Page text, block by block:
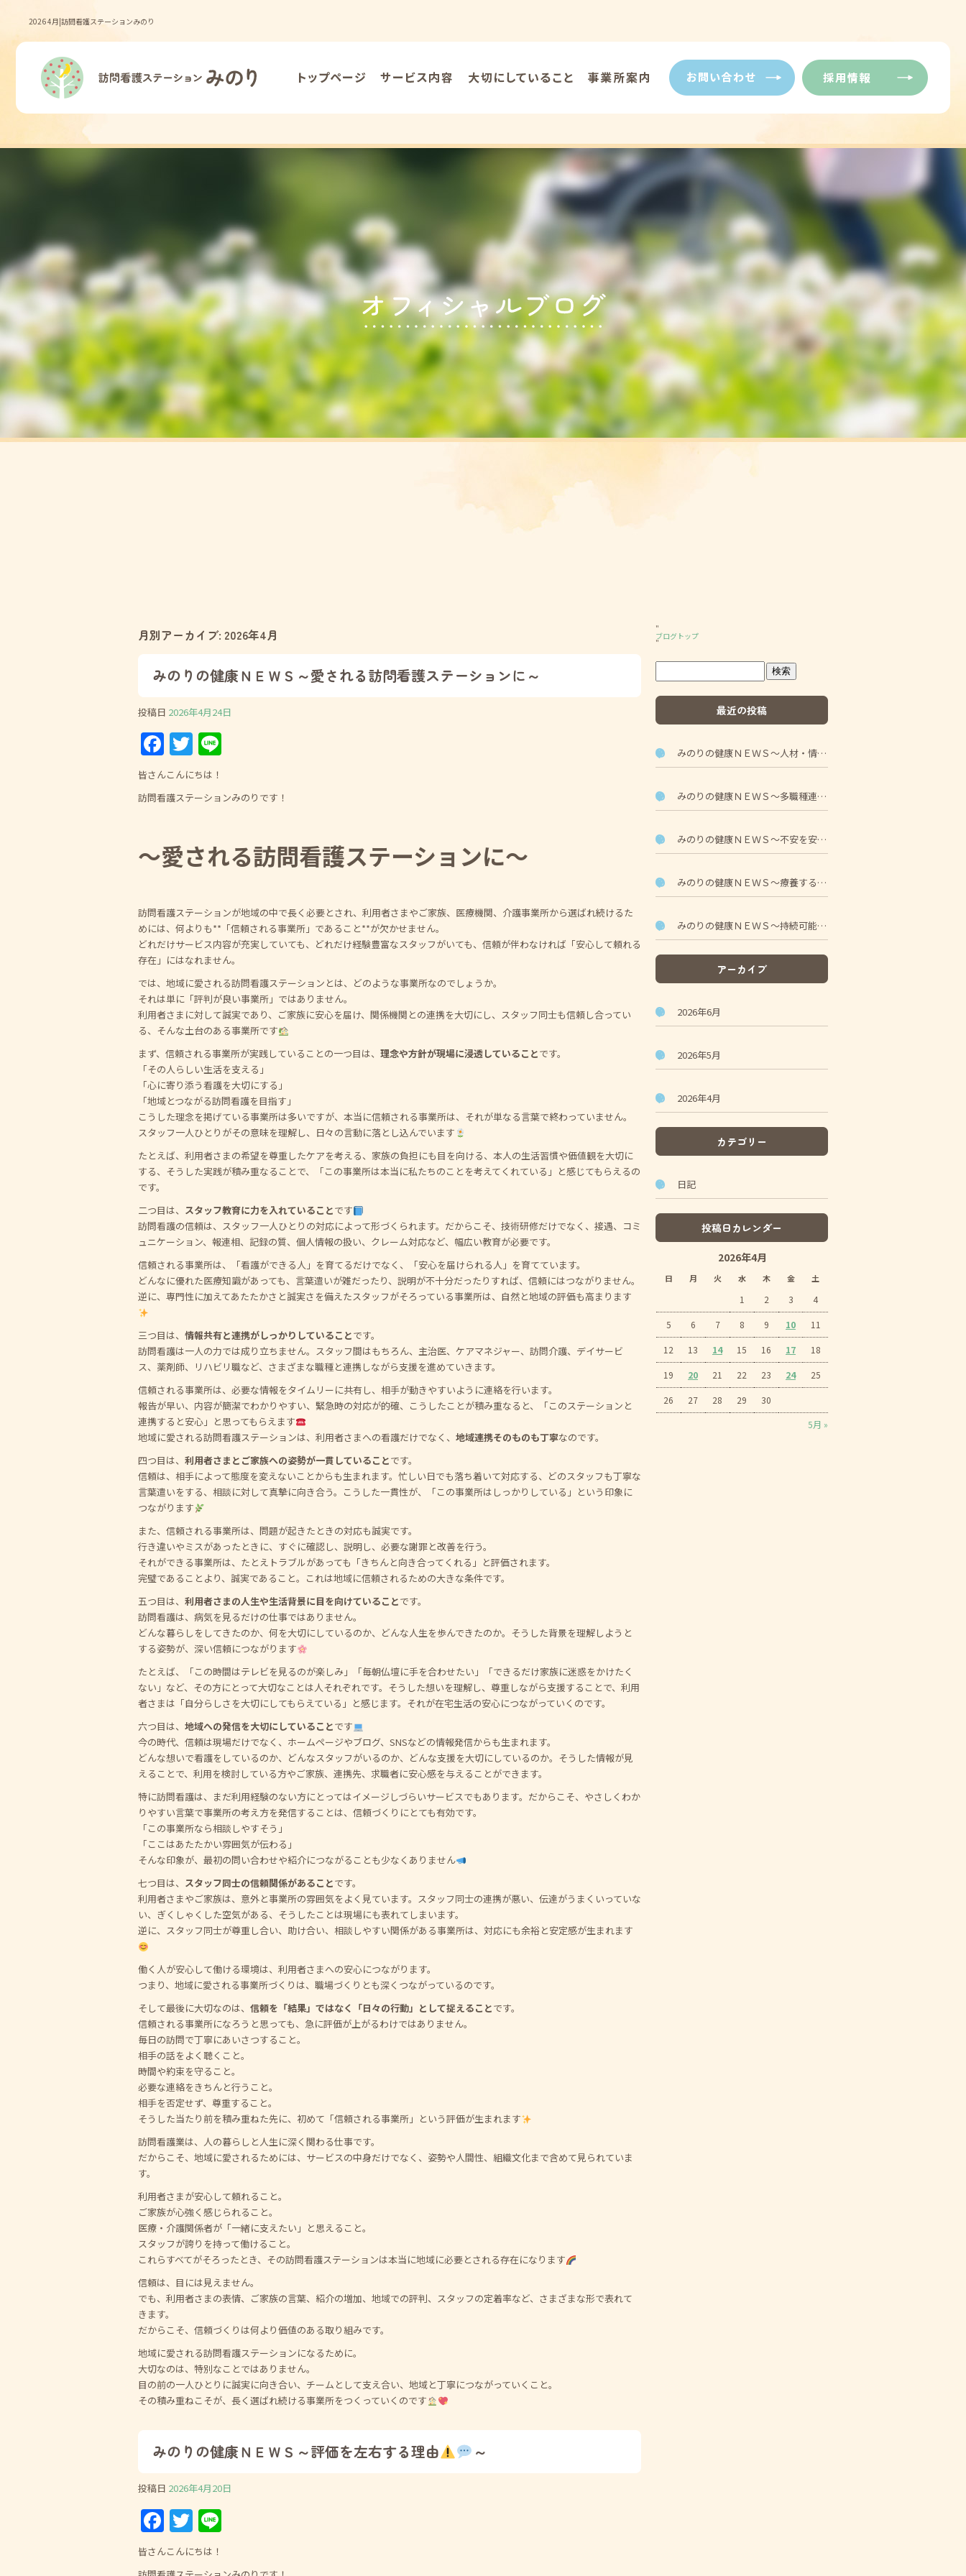
2026 4月|訪問看護ステーションみのり
月別アーカイブ: 2026年4月
みのりの健康ＮＥＷＳ～愛される訪問看護ステーションに～
投稿日 2026年4月24日
F
a
c
e
o
k
T
w
itt
er
e
皆さんこんにちは！
訪問看護ステーションみのりです！
～愛される訪問看護ステーションに～
訪問看護ステーションが地域の中で長く必要とされ、利用者さまやご家族、医療機関、介護事業所から選ばれ続けるた
めには、何よりも**「信頼される事業所」であること**が欠かせません。
どれだけサービス内容が充実していても、どれだけ経験豊富なスタッフがいても、信頼が伴わなければ「安心して頼れる
存在」にはなれません。
では、地域に愛される訪問看護ステーションとは、どのような事業所なのでしょうか。
それは単に「評判が良い事業所」ではありません。
利用者さまに対して誠実であり、ご家族に安心を届け、関係機関との連携を大切にし、スタッフ同士も信頼し合ってい
る、そんな土台のある事業所です
まず、信頼される事業所が実践していることの一つ目は、 理念や方針が現場に浸透していることです。
「その人らしい生活を支える」
「心に寄り添う看護を大切にする」
「地域とつながる訪問看護を目指す」
こうした理念を掲げている事業所は多いですが、本当に信頼される事業所は、それが単なる言葉で終わっていません。
スタッフ一人ひとりがその意味を理解し、日々の言動に落とし込んでいます
たとえば、利用者さまの希望を尊重したケアを考える、家族の負担にも目を向ける、本人の生活習慣や価値観を大切に
する、そうした実践が積み重なることで、「この事業所は本当に私たちのことを考えてくれている」と感じてもらえるの
です。
二つ目は、 スタッフ教育に力を入れていることです
訪問看護の信頼は、スタッフ一人ひとりの対応によって形づくられます。だからこそ、技術研修だけでなく、接遇、コミ
ュニケーション、報連相、記録の質、個人情報の扱い、クレーム対応など、幅広い教育が必要です。
信頼される事業所は、「看護ができる人」を育てるだけでなく、「安心を届けられる人」を育てています。
どんなに優れた医療知識があっても、言葉遣いが雑だったり、説明が不十分だったりすれば、信頼にはつながりません。
逆に、専門性に加えてあたたかさと誠実さを備えたスタッフがそろっている事業所は、自然と地域の評価も高まります
三つ目は、 情報共有と連携がしっかりしていることです。
訪問看護は一人の力では成り立ちません。スタッフ間はもちろん、主治医、ケアマネジャー、訪問介護、デイサービ
ス、薬剤師、リハビリ職など、さまざまな職種と連携しながら支援を進めていきます。
信頼される事業所は、必要な情報をタイムリーに共有し、相手が動きやすいように連絡を行います。
報告が早い、内容が簡潔でわかりやすい、緊急時の対応が的確、こうしたことが積み重なると、「このステーションと
連携すると安心」と思ってもらえます
地域に愛される訪問看護ステーションは、利用者さまへの看護だけでなく、 地域連携そのものも丁寧なのです。
四つ目は、 利用者さまとご家族への姿勢が一貫していることです。
信頼は、相手によって態度を変えないことからも生まれます。忙しい日でも落ち着いて対応する、どのスタッフも丁寧な
言葉遣いをする、相談に対して真摯に向き合う。こうした一貫性が、「この事業所はしっかりしている」という印象に
つながります
また、信頼される事業所は、問題が起きたときの対応も誠実です。
行き違いやミスがあったときに、すぐに確認し、説明し、必要な謝罪と改善を行う。
それができる事業所は、たとえトラブルがあっても「きちんと向き合ってくれる」と評価されます。
完璧であることより、誠実であること。これは地域に信頼されるための大きな条件です。
五つ目は、 利用者さまの人生や生活背景に目を向けていることです。
訪問看護は、病気を見るだけの仕事ではありません。
どんな暮らしをしてきたのか、何を大切にしているのか、どんな人生を歩んできたのか。そうした背景を理解しようと
する姿勢が、深い信頼につながります
たとえば、「この時間はテレビを見るのが楽しみ」「毎朝仏壇に手を合わせたい」「できるだけ家族に迷惑をかけたく
ない」など、その方にとって大切なことは人それぞれです。そうした想いを理解し、尊重しながら支援することで、利用
者さまは「自分らしさを大切にしてもらえている」と感じます。それが在宅生活の安心につながっていくのです。
六つ目は、 地域への発信を大切にしていることです
今の時代、信頼は現場だけでなく、ホームページやブログ、SNSなどの情報発信からも生まれます。
どんな想いで看護をしているのか、どんなスタッフがいるのか、どんな支援を大切にしているのか。そうした情報が見
えることで、利用を検討している方やご家族、連携先、求職者に安心感を与えることができます。
特に訪問看護は、まだ利用経験のない方にとってはイメージしづらいサービスでもあります。だからこそ、やさしくわか
りやすい言葉で事業所の考え方を発信することは、信頼づくりにとても有効です。
「この事業所なら相談しやすそう」
「ここはあたたかい雰囲気が伝わる」
そんな印象が、最初の問い合わせや紹介につながることも少なくありません
七つ目は、 スタッフ同士の信頼関係があることです。
利用者さまやご家族は、意外と事業所の雰囲気をよく見ています。スタッフ同士の連携が悪い、伝達がうまくいっていな
い、ぎくしゃくした空気がある、そうしたことは現場にも表れてしまいます。
逆に、スタッフ同士が尊重し合い、助け合い、相談しやすい関係がある事業所は、対応にも余裕と安定感が生まれます
働く人が安心して働ける環境は、利用者さまへの安心につながります。
つまり、地域に愛される事業所づくりは、職場づくりとも深くつながっているのです。
そして最後に大切なのは、 信頼を「結果」ではなく「日々の行動」として捉えることです。
信頼される事業所になろうと思っても、急に評価が上がるわけではありません。
毎日の訪問で丁寧にあいさつすること。
相手の話をよく聴くこと。
時間や約束を守ること。
必要な連絡をきちんと行うこと。
相手を否定せず、尊重すること。
そうした当たり前を積み重ねた先に、初めて「信頼される事業所」という評価が生まれます
訪問看護業は、人の暮らしと人生に深く関わる仕事です。
だからこそ、地域に愛されるためには、サービスの中身だけでなく、姿勢や人間性、組織文化まで含めて見られていま
す。
利用者さまが安心して頼れること。
ご家族が心強く感じられること。
医療・介護関係者が「一緒に支えたい」と思えること。
スタッフが誇りを持って働けること。
これらすべてがそろったとき、その訪問看護ステーションは本当に地域に必要とされる存在になります
信頼は、目には見えません。
でも、利用者さまの表情、ご家族の言葉、紹介の増加、地域での評判、スタッフの定着率など、さまざまな形で表れて
きます。
だからこそ、信頼づくりは何より価値のある取り組みです。
地域に愛される訪問看護ステーションになるために。
大切なのは、特別なことではありません。
目の前の一人ひとりに誠実に向き合い、チームとして支え合い、地域と丁寧につながっていくこと。
その積み重ねこそが、長く選ばれ続ける事業所をつくっていくのです
みのりの健康ＮＥＷＳ～評価を左右する理由 ～
投稿日 2026年4月20日
F
a
c
T
w
itt e
皆さんこんにちは！
"
ブログトップ
"
最近の投稿
みのりの健康ＮＥＷＳ～人材・情報発信・精神科・小児・地域密着～
みのりの健康ＮＥＷＳ～多職種連携で在宅療養～
みのりの健康ＮＥＷＳ～不安を安心に変える～
みのりの健康ＮＥＷＳ～療養するための支え ～
みのりの健康ＮＥＷＳ～持続可能なサービスを～
アーカイブ
2026年6月
2026年5月
2026年4月
カテゴリー
日記
投稿日カレンダー
2026年4月
日 月 火 水 木 金 土
5月 »
1 2 3 4
5 6 7 8 9 10 11
12 13 14 15 16 17 18
19 20 21 22 23 24 25
26 27 28 29 30